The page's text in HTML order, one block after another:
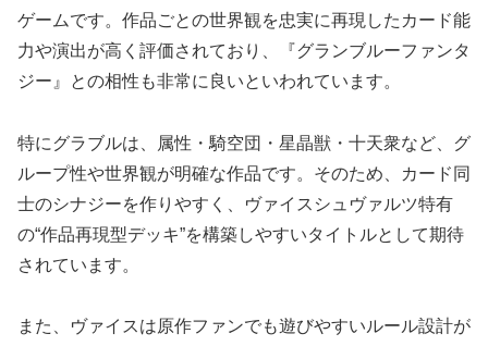
ゲームです。作品ごとの世界観を忠実に再現したカード能
力や演出が高く評価されており、『グランブルーファンタ
ジー』との相性も非常に良いといわれています。
特にグラブルは、属性・騎空団・星晶獣・十天衆など、グ
ループ性や世界観が明確な作品です。そのため、カード同
士のシナジーを作りやすく、ヴァイスシュヴァルツ特有
の“作品再現型デッキ”を構築しやすいタイトルとして期待
されています。
また、ヴァイスは原作ファンでも遊びやすいルール設計が